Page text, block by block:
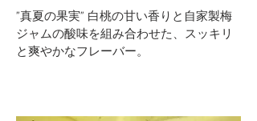
"真夏の果実" 白桃の甘い香りと自家製梅
ジャムの酸味を組み合わせた、スッキリ
と爽やかなフレーバー。